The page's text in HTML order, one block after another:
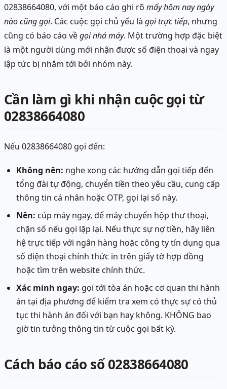
02838664080, với một báo cáo ghi rõ mấy hôm nay ngày
nào cũng gọi. Các cuộc gọi chủ yếu là gọi trực tiếp, nhưng
cũng có báo cáo vềgọi nhá máy. Một trường hợp đặc biệt
là một người dùng mới nhận được số điện thoại và ngay
lập tức bị nhắm tới bởi nhóm này.
Cần làm gì khi nhận cuộc gọi từ
02838664080
Nếu 02838664080 gọi đến:
Không nên: nghe xong các hướng dẫn gọi tiếp đến
tổng đài tự động, chuyển tiền theo yêu cầu, cung cấp
thông tin cá nhân hoặc OTP, gọi lại số này.
Nên: cúp máy ngay, để máy chuyển hộp thư thoại,
chặn số nếu gọi lặp lại. Nếu thực sự nợ tiền, hãy liên
hệ trực tiếp với ngân hàng hoặc công ty tín dụng qua
số điện thoại chính thức in trên giấy tờ hợp đồng
hoặc tìm trên website chính thức.
Xác minh ngay: gọi tới tòa án hoặc cơ quan thi hành
án tại địa phương để kiểm tra xem có thực sự có thủ
tục thi hành án đối với bạn hay không. KHÔNG bao
giờ tin tưởng thông tin từ cuộc gọi bất kỳ.
Cách báo cáo số 02838664080